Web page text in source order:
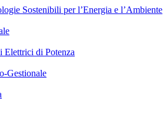
Sostenibili per l’Energia e l’Ambiente
Elettrici di Potenza
Gestionale